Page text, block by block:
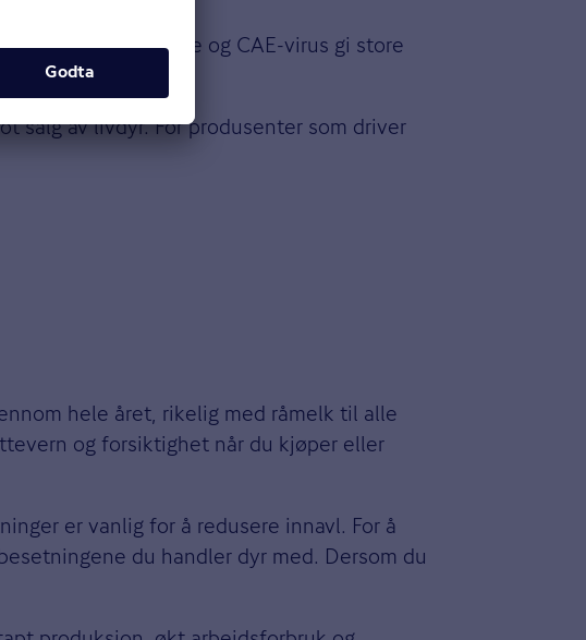
geit kan byllesjuke og CAE-virus gi store
salg av livdyr. For produsenter som driver
hele året, rikelig med råmelk til alle
og forsiktighet når du kjøper eller
er vanlig for å redusere innavl. For å
du handler dyr med. Dersom du